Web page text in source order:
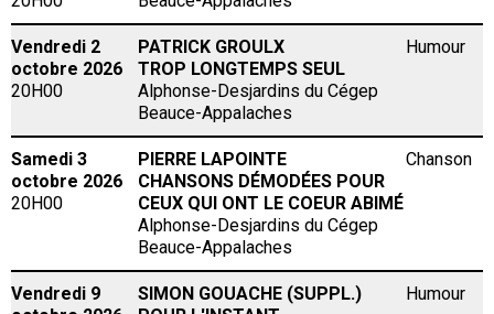
Vendredi 2
octobre 2026
20H00
PATRICK GROULX
TROP LONGTEMPS SEUL
Alphonse-Desjardins du Cégep
Beauce-Appalaches
Humour
Samedi 3
octobre 2026
20H00
PIERRE LAPOINTE
CHANSONS DÉMODÉES POUR
CEUX QUI ONT LE COEUR ABIMÉ
Alphonse-Desjardins du Cégep
Beauce-Appalaches
Chanson
Vendredi 9
SIMON GOUACHE (SUPPL.)
Humour